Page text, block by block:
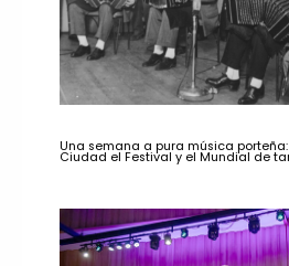
Una semana a pura música
Ciudad el Festival y el Mundial de